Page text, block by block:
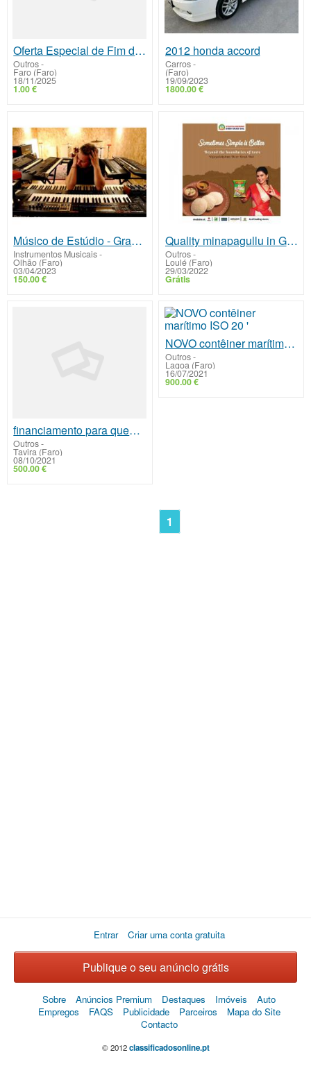
Oferta Especial de Fim de Ano – Soluções de Financiamento Personalizadas
Outros-
Faro (Faro)
18/11/2025
1.00 €
2012 honda accord
Carros-
(Faro)
19/09/2023
1800.00 €
Músico de Estúdio - Gravo arranjos originais de Piano e Teclados, remotamente
Instrumentos Musicais-
Olhão (Faro)
03/04/2023
150.00 €
Quality minapagullu in Guntur Tenali Vijayalakshmi Deer
Outros-
Loulé (Faro)
29/03/2022
Grátis
financiamento para quem é sério e honesto
Outros-
Tavira (Faro)
08/10/2021
500.00 €
NOVO contêiner marítimo ISO 20 '
Outros-
Lagoa (Faro)
16/07/2021
900.00 €
1
Entrar Criar uma conta gratuita
Publique o seu anúncio grátis
Sobre Anúncios Premium Destaques Imóveis
Auto
Empregos
FAQS Publicidade Parceiros
Mapa do Site
Contacto
© 2012classificadosonline.pt